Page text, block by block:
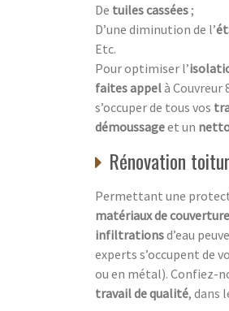
De tuiles cassées ;
D’une diminution de l’
Etc.
Pour optimiser l’
faites appelà Couvreur
s’occuper de tous vos
démoussageet un
Rénovation
Permettant une
matériaux de couverture
infiltrationsd’eau
experts s’occupent de
ou en métal). Confiez-
travail de qualité, dans